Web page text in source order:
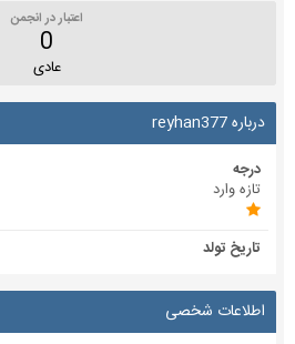
اعتبار در انجمن
0
عادی
درباره reyhan377
درجه
تازه وارد
تاریخ تولد
اطلاعات شخصی